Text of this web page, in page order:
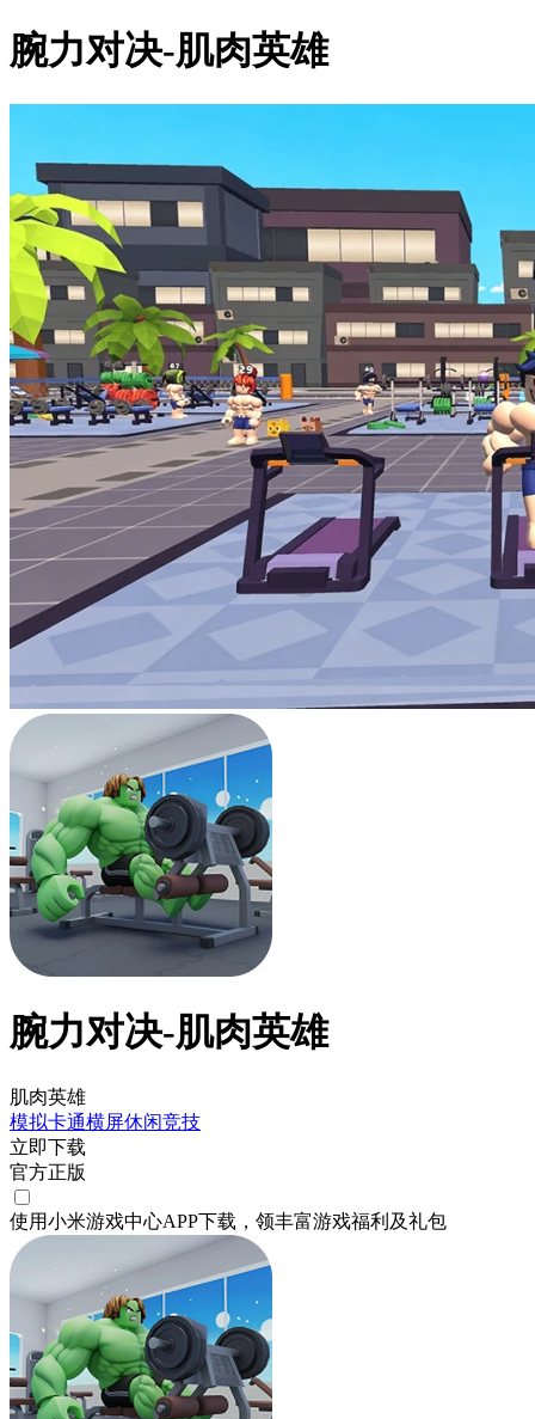
腕力对决-肌肉英雄
腕力对决-肌肉英雄
肌肉英雄
模拟卡通横屏休闲竞技
立即下载
官方正版
使用小米游戏中心APP下载 ，领丰富游戏福利 及礼包